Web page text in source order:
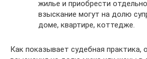
жилье и приобрести
взыскание могут на долю
доме, квартире, коттедже.
Как показывает судебная практика,